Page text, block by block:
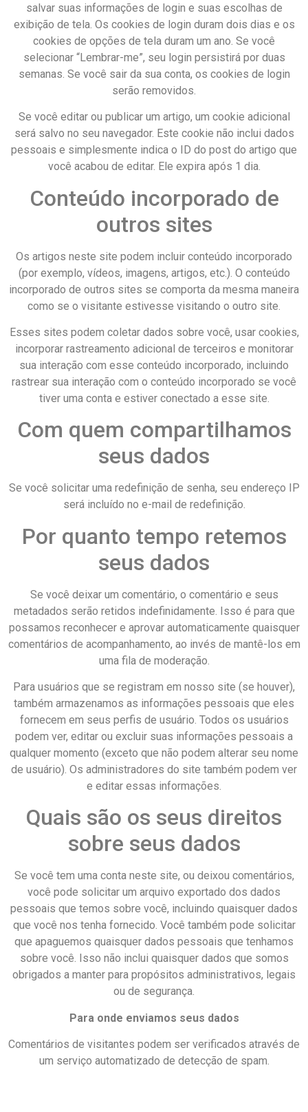
salvar suas informações de login e suas escolhas de
exibição de tela. Os cookies de login duram dois dias e os
cookies de opções de tela duram um ano. Se você
selecionar “Lembrar-me”, seu login persistirá por duas
semanas. Se você sair da sua conta, os cookies de login
serão removidos.
Se você editar ou publicar um artigo, um cookie adicional
será salvo no seu navegador. Este cookie não inclui dados
pessoais e simplesmente indica o ID do post do artigo que
você acabou de editar. Ele expira após 1 dia.
Conteúdo incorporado de
outros sites
Os artigos neste site podem incluir conteúdo incorporado
(por exemplo, vídeos, imagens, artigos, etc.). O conteúdo
incorporado de outros sites se comporta da mesma maneira
como se o visitante estivesse visitando o outro site.
Esses sites podem coletar dados sobre você, usar cookies,
incorporar rastreamento adicional de terceiros e monitorar
sua interação com esse conteúdo incorporado, incluindo
rastrear sua interação com o conteúdo incorporado se você
tiver uma conta e estiver conectado a esse site.
Com quem compartilhamos
seus dados
Se você solicitar uma redefinição de senha, seu endereço IP
será incluído no e-mail de redefinição.
Por quanto tempo retemos
seus dados
Se você deixar um comentário, o comentário e seus
metadados serão retidos indefinidamente. Isso é para que
possamos reconhecer e aprovar automaticamente quaisquer
comentários de acompanhamento, ao invés de mantê-los em
uma fila de moderação.
Para usuários que se registram em nosso site (se houver),
também armazenamos as informações pessoais que eles
fornecem em seus perfis de usuário. Todos os usuários
podem ver, editar ou excluir suas informações pessoais a
qualquer momento (exceto que não podem alterar seu nome
de usuário). Os administradores do site também podem ver
e editar essas informações.
Quais são os seus direitos
sobre seus dados
Se você tem uma conta neste site, ou deixou comentários,
você pode solicitar um arquivo exportado dos dados
pessoais que temos sobre você, incluindo quaisquer dados
que você nos tenha fornecido. Você também pode solicitar
que apaguemos quaisquer dados pessoais que tenhamos
sobre você. Isso não inclui quaisquer dados que somos
obrigados a manter para propósitos administrativos, legais
ou de segurança.
Para onde enviamos seus dados
Comentários de visitantes podem ser verificados através de
um serviço automatizado de detecção de spam.